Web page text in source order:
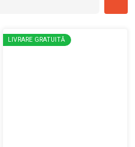
LIVRARE GRATUITĂ